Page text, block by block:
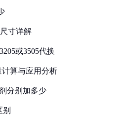
寸详解
或3505代换
计算与应用分析
分别加多少